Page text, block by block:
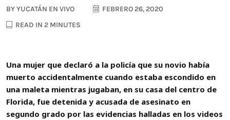
BYYUCATÁN EN VIVO
FEBRERO 26, 2020
READ IN 2 MINUTES
Una mujer que declaró a la policía que su novio había
muerto accidentalmente cuando estaba escondido en
una maleta mientras jugaban, en su casa del centro de
Florida, fue detenida y acusada de asesinato en
segundo grado por las evidencias halladas en los videos